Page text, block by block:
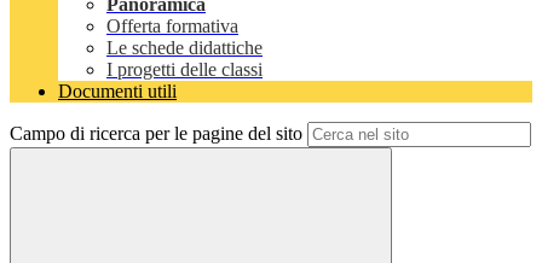
Panoramica
Offerta formativa
Le schede didattiche
I progetti delle classi
Documenti utili
Campo di ricerca per le pagine del sito